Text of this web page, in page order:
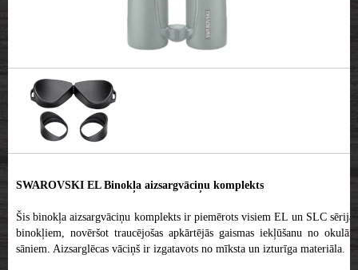
SWAROVSKI EL Binokļa aizsargvāciņu komplekts
Šis binokļa aizsargvāciņu komplekts ir piemērots visiem EL un SLC sērijas
binokļiem, novēršot traucējošas apkārtējās gaismas iekļūšanu no okulāra
sāniem. Aizsarglēcas vāciņš ir izgatavots no mīksta un izturīga materiāla.